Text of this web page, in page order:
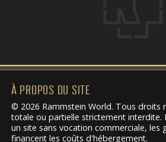
À PROPOS DU SITE
© 2026 Rammstein World. Tous droits
totale ou partielle strictement interdite.
un site sans vocation commerciale, les
financent les coûts d'hébergement.